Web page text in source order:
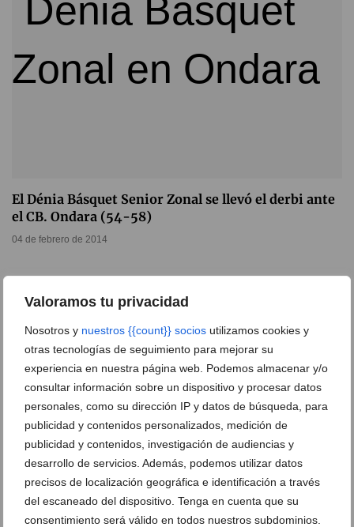
Valoramos tu privacidad
Nosotros y nuestros {{count}} socios utilizamos cookies y
otras tecnologías de seguimiento para mejorar su
experiencia en nuestra página web. Podemos almacenar y/o
consultar información sobre un dispositivo y procesar datos
personales, como su dirección IP y datos de búsqueda, para
publicidad y contenidos personalizados, medición de
publicidad y contenidos, investigación de audiencias y
desarrollo de servicios. Además, podemos utilizar datos
precisos de localización geográfica e identificación a través
del escaneado del dispositivo. Tenga en cuenta que su
consentimiento será válido en todos nuestros subdominios.
El Dénia Básquet Senior Zonal se llevó el derbi ante
el CB. Ondara (54-58)
04 de febrero de 2014
El L`Alfás fue mucho rival para un Dénia Básquet
mermado por las bajas (90-56)